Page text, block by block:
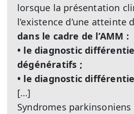
lorsque la présentation
l’existence d’une atteinte
dans le cadre de l’AMM :
• le diagnostic
dégénératifs ;
• le diagnostic
[…]
Syndromes